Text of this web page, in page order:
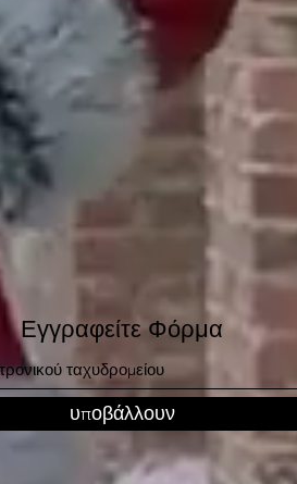
Εγγραφείτε Φόρμα
υποβάλλουν